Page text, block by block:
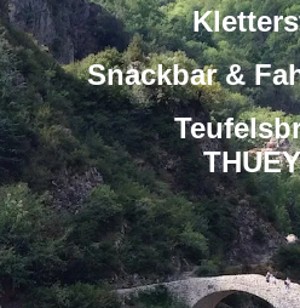
Snackbar &